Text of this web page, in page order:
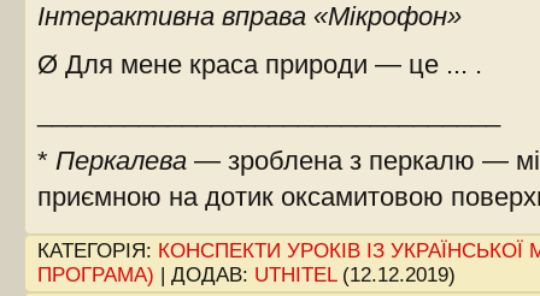
Інтерактивна вправа «Мікрофон»
Ø Для мене краса природи — це ... .
* Перкалева — зроблена з перкалю —
приємною на дотик оксамитовою
КАТЕГОРІЯ: КОНСПЕКТИ УРОКІВ ІЗ
ПРОГРАМА) | ДОДАВ: UTHITEL(12.12.2019)